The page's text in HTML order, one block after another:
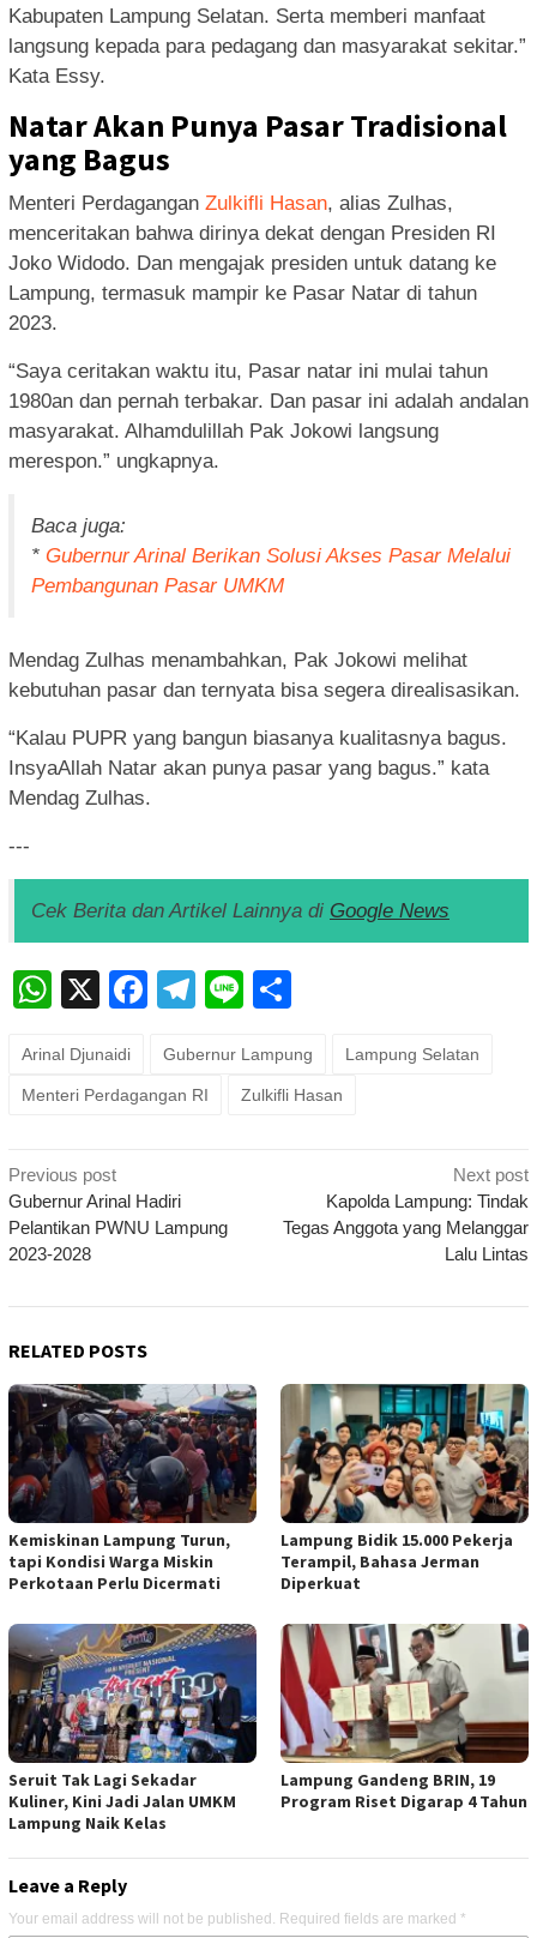
Kabupaten Lampung Selatan. Serta memberi manfaat
langsung kepada para pedagang dan masyarakat sekitar.”
Kata Essy.
Natar Akan Punya Pasar Tradisional
yang Bagus
Menteri Perdagangan Zulkifli Hasan, alias Zulhas,
menceritakan bahwa dirinya dekat dengan Presiden RI
Joko Widodo. Dan mengajak presiden untuk datang ke
Lampung, termasuk mampir ke Pasar Natar di tahun
2023.
“Saya ceritakan waktu itu, Pasar natar ini mulai tahun
1980an dan pernah terbakar. Dan pasar ini adalah andalan
masyarakat. Alhamdulillah Pak Jokowi langsung
merespon.” ungkapnya.
Baca juga:
* Gubernur Arinal Berikan Solusi Akses Pasar Melalui
Pembangunan Pasar UMKM
Mendag Zulhas menambahkan, Pak Jokowi melihat
kebutuhan pasar dan ternyata bisa segera direalisasikan.
“Kalau PUPR yang bangun biasanya kualitasnya bagus.
InsyaAllah Natar akan punya pasar yang bagus.” kata
Mendag Zulhas.
---
Cek Berita dan Artikel Lainnya di Google News
WhatsApp
X Facebook
Telegram
Line
Arinal Djunaidi Gubernur Lampung Lampung Selatan
Menteri Perdagangan RI Zulkifli Hasan
Post
navigation
Previous post
Gubernur Arinal Hadiri
Pelantikan PWNU Lampung
2023-2028
Next post
Kapolda Lampung: Tindak
Tegas Anggota yang Melanggar
Lalu Lintas
RELATED POSTS
Kemiskinan Lampung Turun,
tapi Kondisi Warga Miskin
Perkotaan Perlu Dicermati
Lampung Bidik 15.000 Pekerja
Terampil, Bahasa Jerman
Diperkuat
Seruit Tak Lagi Sekadar
Kuliner, Kini Jadi Jalan UMKM
Lampung Naik Kelas
Lampung Gandeng BRIN, 19
Program Riset Digarap 4 Tahun
Leave a Reply
Your email address will not be published. Required fields are marked *